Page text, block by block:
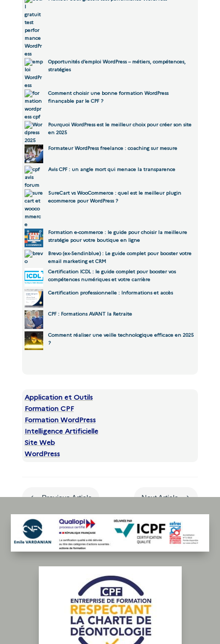
Opportunités d’emploi WordPress – métiers, compétences,
stratégies
Comment choisir une bonne formation WordPress
finançable par le CPF ?
Pourquoi WordPress est le meilleur choix pour créer son site
en 2025
Formateur WordPress freelance : coaching sur mesure
Avis CPF : un angle mort qui menace la transparence
SureCart vs WooCommerce : quel est le meilleur plugin
ecommerce pour WordPress ?
Formation e-commerce : le guide pour choisir la meilleure
stratégie pour votre boutique en ligne
Brevo (ex-Sendinblue) : Le guide complet pour booster votre
email marketing et CRM
Certification ICDL : le guide complet pour booster vos
compétences numériques et votre carrière
Certification professionnelle : Informations et accès
CPF : Formations AVANT la Retraite
Comment réaliser une veille technologique efficace en 2025
?
Application et Outils
Formation CPF
Formation WordPress
Intelligence Artificielle
Site Web
WordPress
# Previous Article Next Article $